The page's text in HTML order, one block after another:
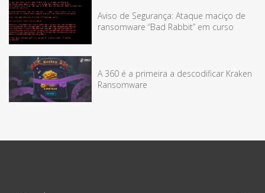
Aviso de Segurança: Ataque maciço de
ransomware “Bad Rabbit” em curso
A 360 é a primeira a descodificar Kraken
Ransomware